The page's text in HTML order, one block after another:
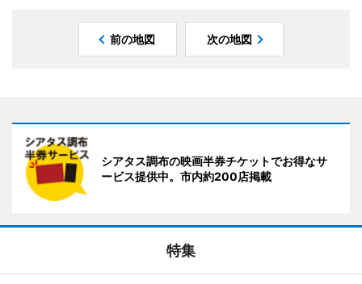
前の地図 次の地図
シアタス調布の映画半券チケットでお得なサ
ービス提供中。市内約200店掲載
特集